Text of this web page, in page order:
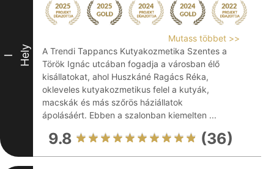
I Hely
Mutass többet >>
A Trendi Tappancs Kutyakozmetika Szentes a
Török Ignác utcában fogadja a városban élő
kisállatokat, ahol Huszkáné Ragács Réka,
okleveles kutyakozmetikus felel a kutyák,
macskák és más szőrös háziállatok
ápolásáért. Ebben a szalonban kiemelten ...
9.8 (36)